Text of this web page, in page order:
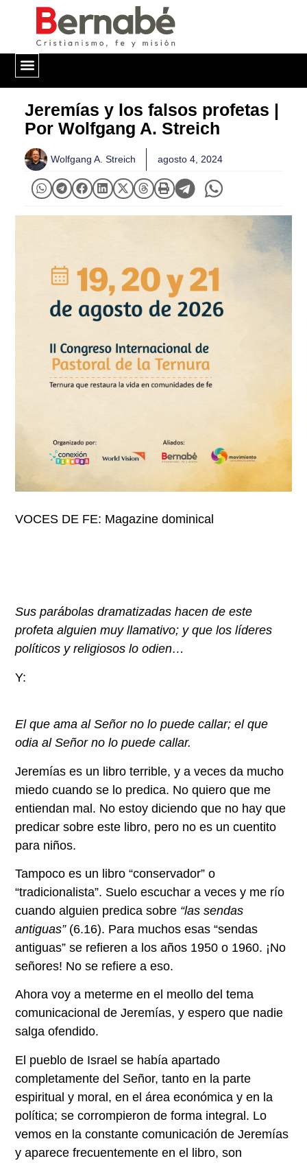
Jeremías y los falsos profetas |
Por Wolfgang A. Streich
Wolfgang A. Streich agosto 4, 2024
VOCES DE FE: Magazine dominical
Sus parábolas dramatizadas hacen de este
profeta alguien muy llamativo; y que los líderes
políticos y religiosos lo odien…
Y:
El que ama al Señor no lo puede callar; el que
odia al Señor no lo puede callar.
Jeremías es un libro terrible, y a veces da mucho
miedo cuando se lo predica. No quiero que me
entiendan mal. No estoy diciendo que no hay que
predicar sobre este libro, pero no es un cuentito
para niños.
Tampoco es un libro “conservador” o
“tradicionalista”. Suelo escuchar a veces y me río
cuando alguien predica sobre “las sendas
antiguas”(6.16). Para muchos esas “sendas
antiguas” se refieren a los años 1950 o 1960. ¡No
señores! No se refiere a eso.
Ahora voy a meterme en el meollo del tema
comunicacional de Jeremías, y espero que nadie
salga ofendido.
El pueblo de Israel se había apartado
completamente del Señor, tanto en la parte
espiritual y moral, en el área económica y en la
política; se corrompieron de forma integral. Lo
vemos en la constante comunicación de Jeremías
y aparece frecuentemente en el libro, son